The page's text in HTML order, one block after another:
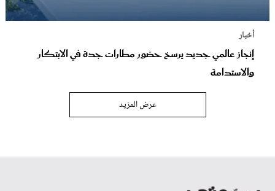
أخبار
إنجاز عالمي جديد يرسخ حضور مطارات جدة في الابتكار
والاستدامة
عرض المزيد